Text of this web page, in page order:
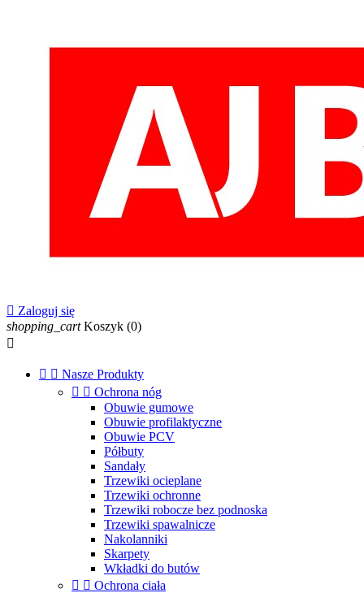
 Zaloguj się
shopping_cart Koszyk (0)

  Nasze Produkty
  Ochrona nóg
Obuwie gumowe
Obuwie profilaktyczne
Obuwie PCV
Półbuty
Sandały
Trzewiki ocieplane
Trzewiki ochronne
Trzewiki robocze bez podnoska
Trzewiki spawalnicze
Nakolanniki
Skarpety
Wkładki do butów
  Ochrona ciała